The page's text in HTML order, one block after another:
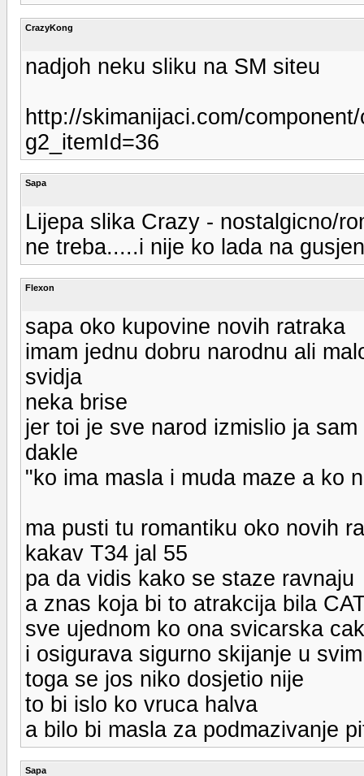
CrazyKong
nadjoh neku sliku na SM siteu
http://skimanijaci.com/
g2_itemId=36
Sapa
Lijepa slika Crazy - nostalgicno/
ne treba.....i nije ko lada na
Flexon
sapa oko kupovine novih ratraka
imam jednu dobru narodnu ali
svidja
neka brise
jer toi je sve narod izmislio ja
dakle
"ko ima masla i muda maze a ko
ma pusti tu romantiku oko novih
kakav T34 jal 55
pa da vidis kako se staze ravnaju
a znas koja bi to atrakcija bila
sve ujednom ko ona svicarska
i osigurava sigurno skijanje u
toga se jos niko dosjetio nije
to bi islo ko vruca halva
a bilo bi masla za podmazivanje
Sapa